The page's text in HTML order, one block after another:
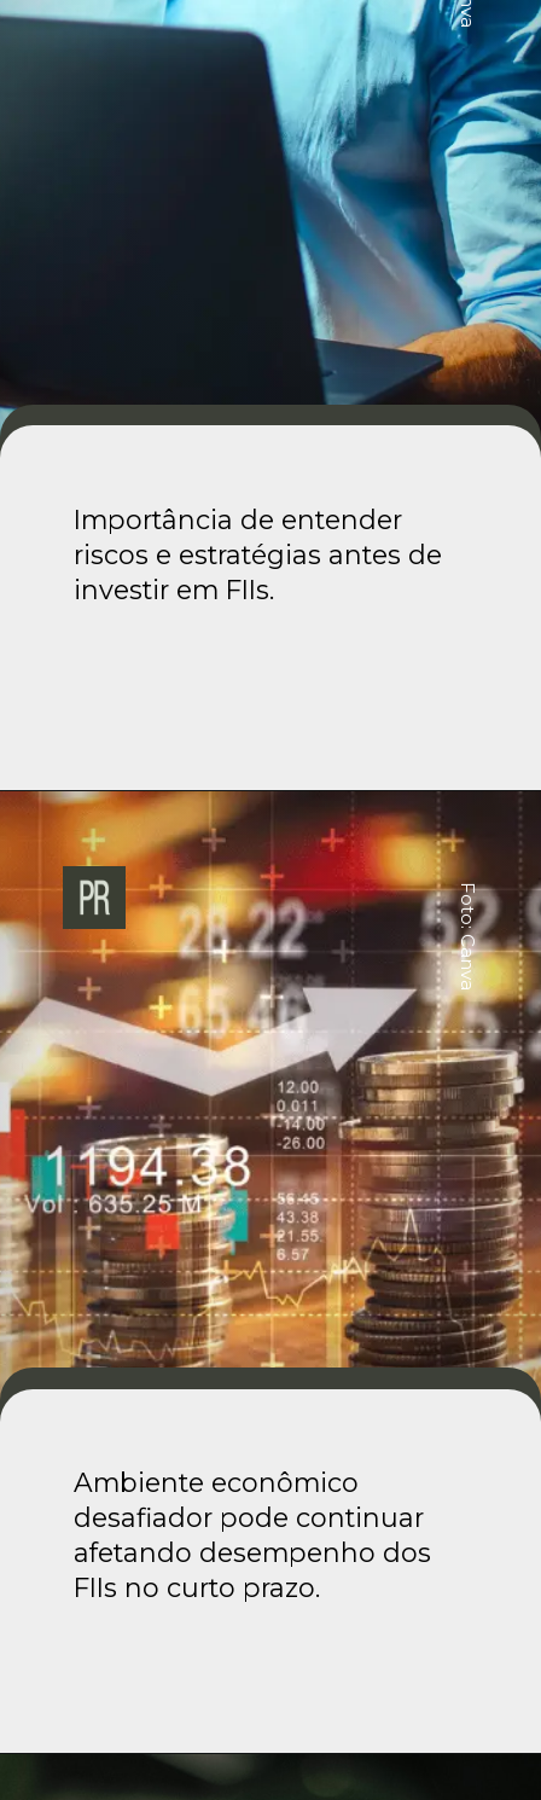
Importância de entender
riscos e estratégias antes de
investir em FIIs.
Foto: Canva
Ambiente econômico
desafiador pode continuar
afetando desempenho dos
FIIs no curto prazo.